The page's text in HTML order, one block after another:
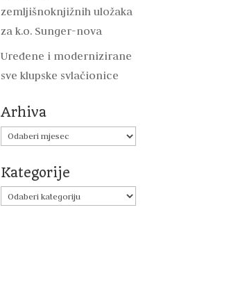
zemljišnoknjižnih uložaka
za k.o. Sunger-nova
Uređene i modernizirane
sve klupske svlačionice
Arhiva
Arhiva
Kategorije
Kategorije